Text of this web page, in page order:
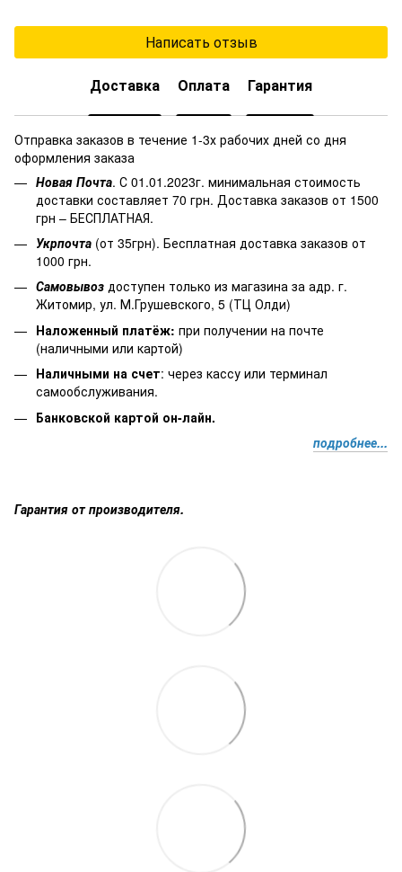
Написать отзыв
Доставка Оплата Гарантия
Отправка заказов в течение 1-3х рабочих дней со дня
оформления заказа
Новая Почта. С 01.01.2023г. минимальная стоимость
доставки составляет 70 грн. Доставка заказов от 1500
грн – БЕСПЛАТНАЯ.
Укрпочта (от 35грн). Бесплатная доставка заказов от
1000 грн.
Самовывоз доступен только из магазина за адр. г.
Житомир, ул. М.Грушевского, 5 (ТЦ Олди)
Наложенный платёж: при получении на почте
(наличными или картой)
Наличными на счет: через кассу или терминал
самообслуживания.
Банковской картой он-лайн.
подробнее...
Гарантия от производителя.